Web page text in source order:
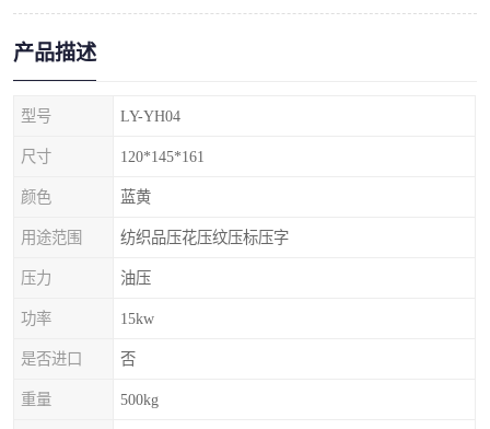
产品描述
型号 LY-YH04
尺寸 120*145*161
颜色 蓝黄
用途范围 纺织品压花压纹压标压字
压力 油压
功率 15kw
是否进口 否
重量 500kg